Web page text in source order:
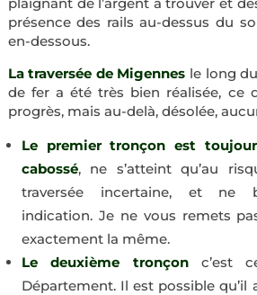
présence des rails au-dessus du
en-dessous.
La traversée de Migennes le long
de fer a été très bien réalisée, ce
progrès, mais au-delà, désolée,
Le premier tronçon est
cabossé, ne s’atteint qu’au
traversée incertaine, et ne
indication. Je ne vous remets
exactement la même.
Le deuxième tronçonc’est
Département. Il est possible qu’il